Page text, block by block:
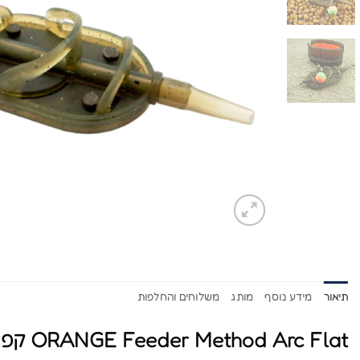
תיאור מידע נוסף מותג משלוחים והחלפות
ORANGE Feeder Method Arc Flat קפיץ לדייג קרפיון